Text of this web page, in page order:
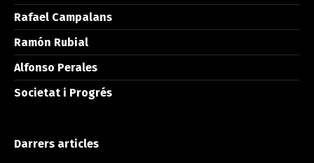
Rafael Campalans
Ramón Rubial
Alfonso Perales
Societat i Progrés
Darrers articles